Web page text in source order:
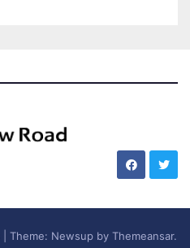
Theme: Newsup by Themeansar.